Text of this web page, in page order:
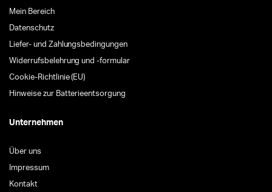
Mein Bereich
Datenschutz
Liefer- und Zahlungsbedingungen
Widerrufsbelehrung und -formular
Cookie-Richtlinie (EU)
Hinweise zur Batterieentsorgung
Unternehmen
Über uns
Impressum
Kontakt